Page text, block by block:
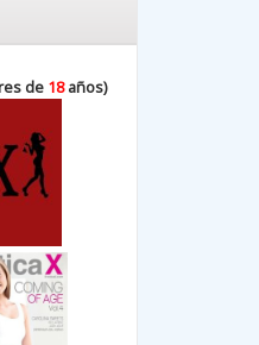
de 18años)